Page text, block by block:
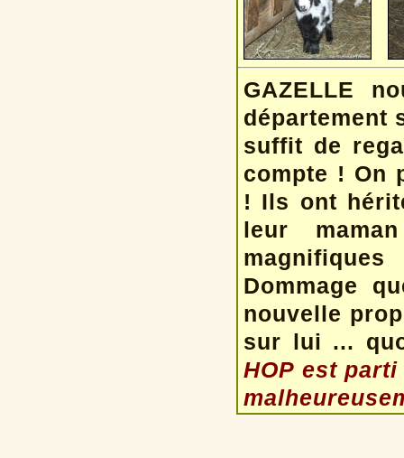
GAZELLE
département
suffit de
compte ! On
! Ils ont
leur
Dommage
nouvelle
sur lui ...
HOP est